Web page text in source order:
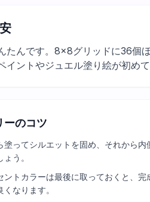
たんです。8×8グリッドに36個
イントやジュエル塗り絵が初め
ーのコツ
塗ってシルエットを固め、それから内
う。
ントカラーは最後に取っておくと、完
なります。